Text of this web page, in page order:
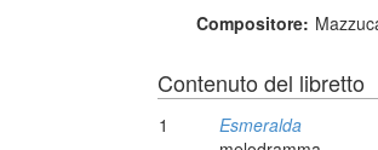
Compositore:
Contenuto del libretto
1
Esmeralda